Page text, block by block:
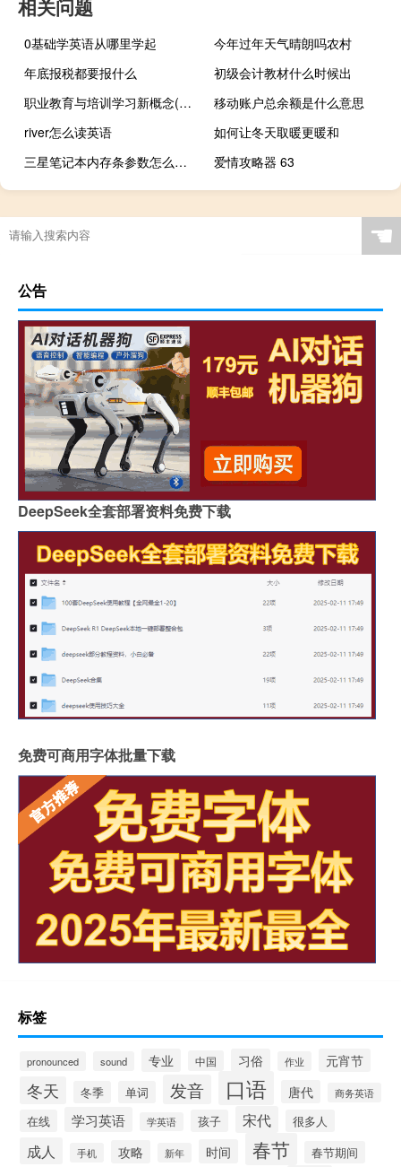
相关问题
0基础学英语从哪里学起
今年过年天气晴朗吗农村
年底报税都要报什么
初级会计教材什么时候出
职业教育与培训学习新概念(关于职业教育与培训学习新概念简述)
移动账户总余额是什么意思
river怎么读英语
如何让冬天取暖更暖和
三星笔记本内存条参数怎么看（三星笔记本内存）
爱情攻略器 63
☚
公告
DeepSeek全套部署资料免费下载
免费可商用字体批量下载
标签
pronounced sound 专业 中国 习俗 作业 元宵节
冬天 冬季 单词 发音 口语 唐代 商务英语
在线 学习英语 学英语 孩子 宋代 很多人
成人 手机 攻略 新年 时间 春节
春节期间